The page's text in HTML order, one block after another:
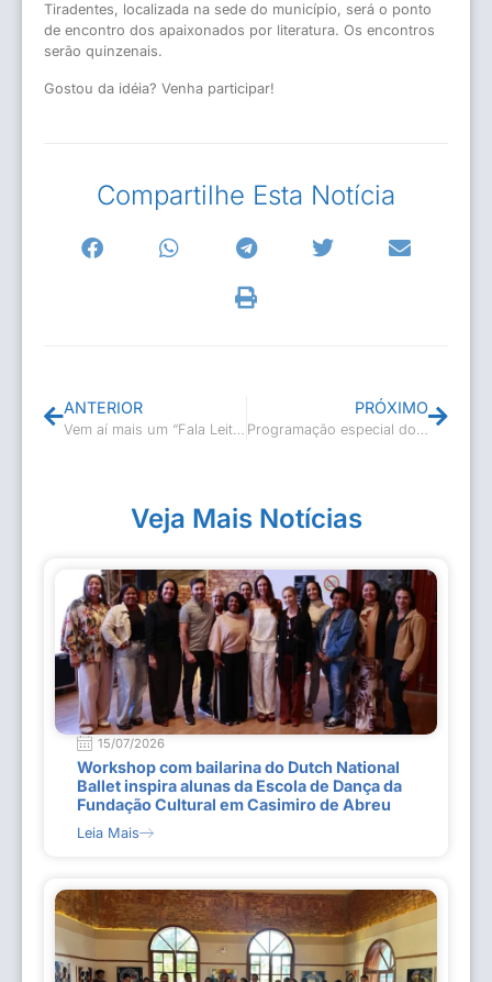
Tiradentes, localizada na sede do município, será o ponto
de encontro dos apaixonados por literatura. Os encontros
serão quinzenais.
Gostou da idéia? Venha participar!
Compartilhe Esta Notícia
ANTERIOR PRÓXIMO
Veja Mais Notícias
15/07/2026
Workshop com bailarina do Dutch National
Ballet inspira alunas da Escola de Dança da
Fundação Cultural em Casimiro de Abreu
Leia Mais